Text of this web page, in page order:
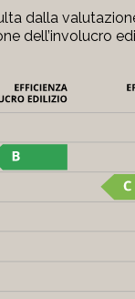
dalla
dell’involucro